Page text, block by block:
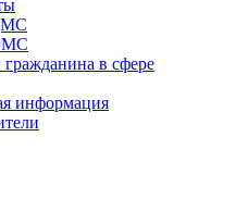
в сфере
информация